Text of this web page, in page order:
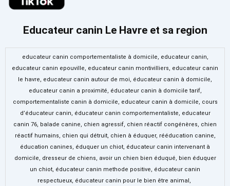
Educateur canin Le Havre et sa region
educateur canin comportementaliste à domicile, educateur canin,
educateur canin epouville, educateur canin montivilliers, educateur canin
le havre, educateur canin autour de moi, éducateur canin à domicile,
educateur canin a proximité, éducateur canin à domicile tarif,
comportementaliste canin à domicile, educateur canin à domicile, cours
d’éducateur canin, éducateur canin comportementaliste, educateur
canin 76, balade canine, chien agressif, chien réactif congénères, chien
réactif humains, chien qui détruit, chien à éduquer, rééducation canine,
éducation canines, éduquer un chiot, éducateur canin intervenant à
domicile, dresseur de chiens, avoir un chien bien éduqué, bien éduquer
un chiot, éducateur canin methode positive, éducateur canin
respectueux, éducateur canin pour le bien être animal,